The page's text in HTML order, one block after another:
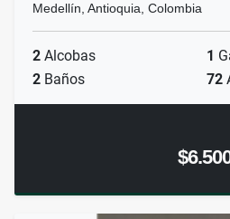
Medellín, Antioquia, Colombia
2 Alcobas 1
2 Baños 72